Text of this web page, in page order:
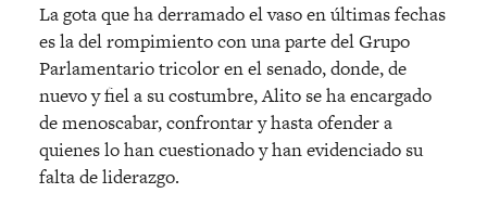
La gota que ha derramado el vaso en últimas fechas
es la del rompimiento con una parte del Grupo
Parlamentario tricolor en el senado, donde, de
nuevo y fiel a su costumbre, Alito se ha encargado
de menoscabar, confrontar y hasta ofender a
quienes lo han cuestionado y han evidenciado su
falta de liderazgo.